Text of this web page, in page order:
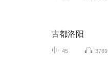
古都洛阳
45 3769